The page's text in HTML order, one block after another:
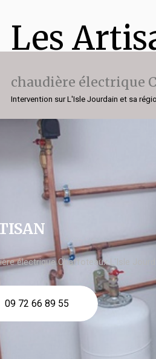
Les
chaudière électrique
Intervention sur L'Isle Jourdain et sa
électrique Chaffoteaux L'Isle
09 72 66 89 55